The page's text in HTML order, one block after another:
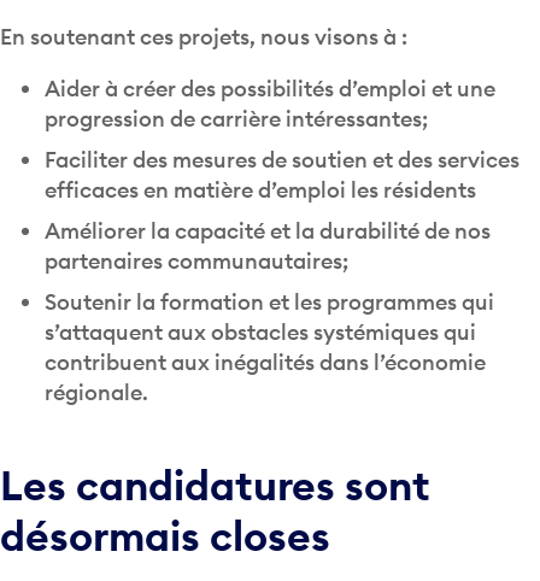
En soutenant ces projets, nous visons à :
Aider à créer des possibilités d’emploi et une
progression de carrière intéressantes;
Faciliter des mesures de soutien et des services
efficaces en matière d’emploi les résidents
Améliorer la capacité et la durabilité de nos
partenaires communautaires;
Soutenir la formation et les programmes qui
s’attaquent aux obstacles systémiques qui
contribuent aux inégalités dans l’économie
régionale.
Les candidatures sont
désormais closes